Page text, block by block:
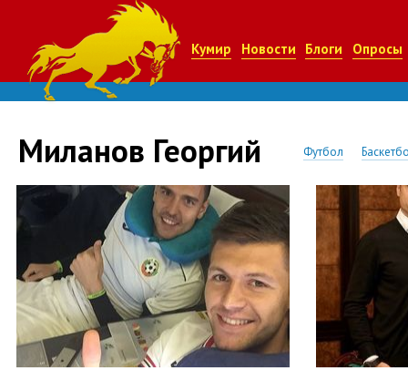
Кумир Новости Блоги Опросы
Миланов Георгий Футбол